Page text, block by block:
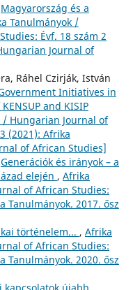
Magyarország és a
Tanulmányok /
Évf. 18 szám 2
Journal of
Ráhel Czirják, István
Initiatives in
and KISIP
Hungarian Journal of
(2021): Afrika
of African Studies]
Generációk és irányok – a
elején , Afrika
of African Studies:
Tanulmányok. 2017. ősz
történelem... , Afrika
of African Studies:
Tanulmányok. 2020. ősz
kapcsolatok újabb